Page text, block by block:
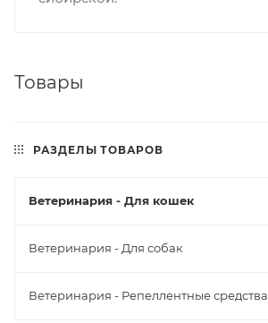
Товары
РАЗДЕЛЫ ТОВАРОВ
Ветеринария - Для кошек
Ветеринария - Для собак
Ветеринария - Репеллентные средства